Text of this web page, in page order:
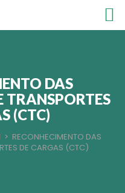
DAS
TRANSPORTES
(CTC)
> RECONHECIMENTO DAS
DE CARGAS (CTC)